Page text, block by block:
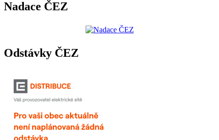
Nadace ČEZ
Odstávky ČEZ